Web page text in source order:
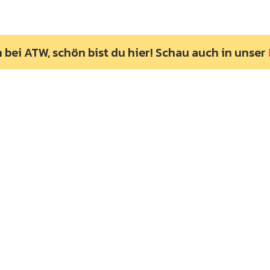
ATW, schön bist du hier! Schau auch in unser